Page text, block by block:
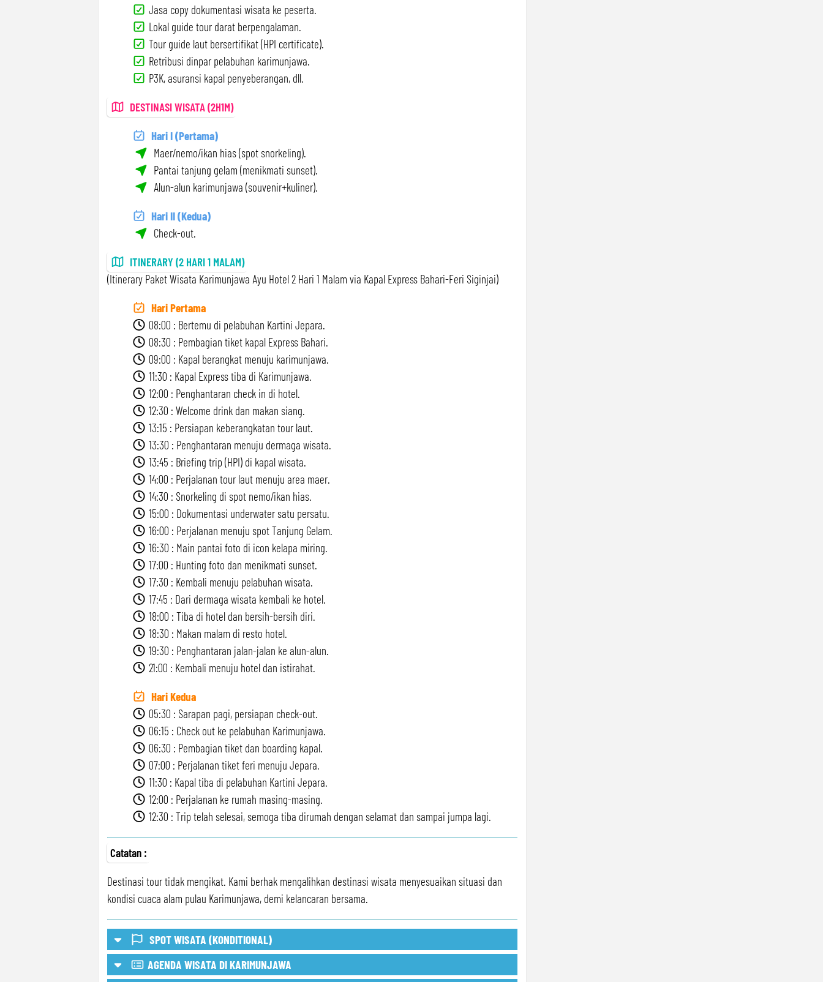
Jasa copy dokumentasi wisata ke peserta.
Lokal guide tour darat berpengalaman.
Tour guide laut bersertifikat (HPI certificate).
Retribusi dinpar pelabuhan karimunjawa.
P3K, asuransi kapal penyeberangan, dll.
DESTINASI WISATA (2H1M)
Hari I (Pertama)
Maer/nemo/ikan hias (spot snorkeling).
Pantai tanjung gelam (menikmati sunset).
Alun-alun karimunjawa (souvenir+kuliner).
Hari II (Kedua)
Check-out.
ITINERARY (2 HARI 1 MALAM)
(Itinerary Paket Wisata Karimunjawa Ayu Hotel 2 Hari 1 Malam via Kapal Express Bahari-Feri Siginjai)
Hari Pertama
08:00 : Bertemu di pelabuhan Kartini Jepara.
08:30 : Pembagian tiket kapal Express Bahari.
09:00 : Kapal berangkat menuju karimunjawa.
11:30 : Kapal Express tiba di Karimunjawa.
12:00 : Penghantaran check in di hotel.
12:30 : Welcome drink dan makan siang.
13:15 : Persiapan keberangkatan tour laut.
13:30 : Penghantaran menuju dermaga wisata.
13:45 : Briefing trip (HPI) di kapal wisata.
14:00 : Perjalanan tour laut menuju area maer.
14:30 : Snorkeling di spot nemo/ikan hias.
15:00 : Dokumentasi underwater satu persatu.
16:00 : Perjalanan menuju spot Tanjung Gelam.
16:30 : Main pantai foto di icon kelapa miring.
17:00 : Hunting foto dan menikmati sunset.
17:30 : Kembali menuju pelabuhan wisata.
17:45 : Dari dermaga wisata kembali ke hotel.
18:00 : Tiba di hotel dan bersih-bersih diri.
18:30 : Makan malam di resto hotel.
19:30 : Penghantaran jalan-jalan ke alun-alun.
21:00 : Kembali menuju hotel dan istirahat.
Hari Kedua
05:30 : Sarapan pagi, persiapan check-out.
06:15 : Check out ke pelabuhan Karimunjawa.
06:30 : Pembagian tiket dan boarding kapal.
07:00 : Perjalanan tiket feri menuju Jepara.
11:30 : Kapal tiba di pelabuhan Kartini Jepara.
12:00 : Perjalanan ke rumah masing-masing.
12:30 : Trip telah selesai, semoga tiba dirumah dengan selamat dan sampai jumpa lagi.
Catatan :
Destinasi tour tidak mengikat. Kami berhak mengalihkan destinasi wisata menyesuaikan situasi dan
kondisi cuaca alam pulau Karimunjawa, demi kelancaran bersama.
SPOT WISATA (KONDITIONAL)
Spot Wisata Bisa Konditional/Optional
AGENDA WISATA DI KARIMUNJAWA